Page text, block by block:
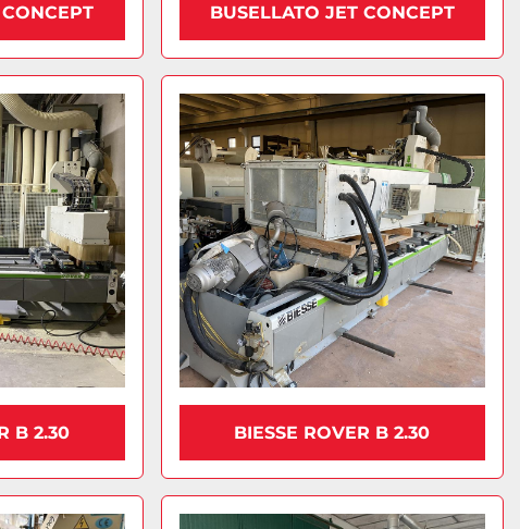
BUSELLATO JET CONCEPT
B 2.30 BIESSE ROVER B 2.30